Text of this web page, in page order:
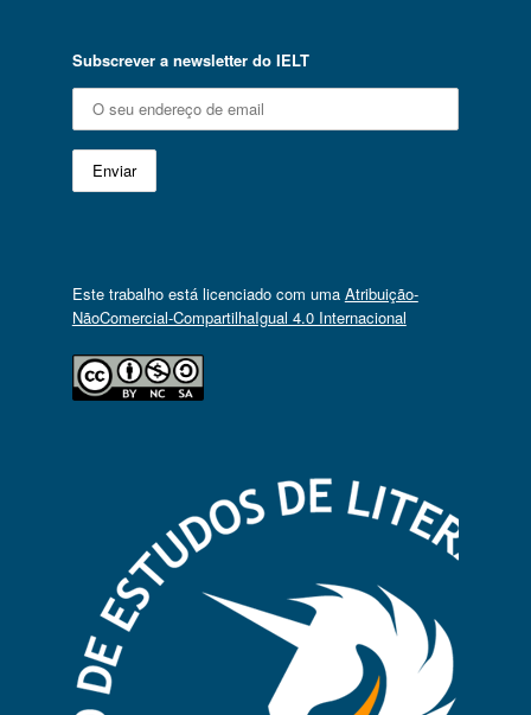
Subscrever a newsletter do IELT
Este trabalho está licenciado com uma Atribuição-
NãoComercial-CompartilhaIgual 4.0 Internacional